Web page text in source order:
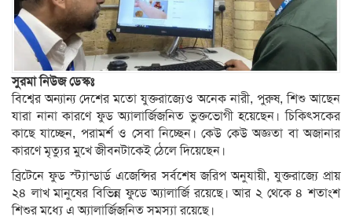
সুরমা নিউজ ডেস্কঃ
বিশ্বের অন্যান্য দেশের মতো যুক্তরাজ্যেও অনেক নারী, পুরুষ, শিশু আছেন
যারা নানা কারণে ফুড অ্যালার্জিজনিত ভুক্তভোগী হয়েছেন। চিকিৎসকের
কাছে যাচ্ছেন, পরামর্শ ও সেবা নিচ্ছেন। কেউ কেউ অজ্ঞতা বা অজানার
কারণে মৃত্যুর মুখে জীবনটাকেই ঠেলে দিয়েছেন।
ব্রিটেনে ফুড স্ট্যান্ডার্ড এজেন্সির সর্বশেষ জরিপ অনুযায়ী, যুক্তরাজ্যে প্রায়
২৪ লাখ মানুষের বিভিন্ন ফুডে অ্যালার্জি রয়েছে। আর ২ থেকে ৪ শতাংশ
শিশুর মধ্যে এ অ্যালার্জিজনিত সমস্যা রয়েছে।